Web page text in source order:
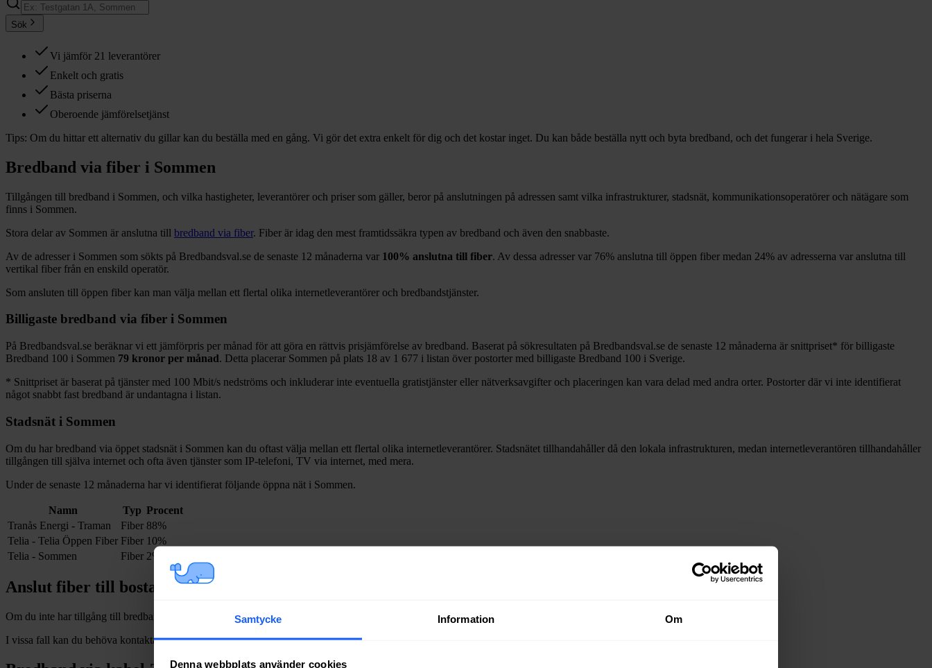
Samtycke Information Om
Denna webbplats använder cookies
Sök
Vi jämför 21 leverantörer
Enkelt och gratis
Bästa priserna
Oberoende jämförelsetjänst
Tips: Om du hittar ett alternativ du gillar kan du beställa med en gång. Vi gör det extra enkelt för dig och det kostar inget. Du kan både beställa nytt och byta bredband, och det fungerar i hela Sverige.
Bredband via fiber i Sommen
Tillgången till bredband i Sommen, och vilka hastigheter, leverantörer och priser som gäller, beror på anslutningen på adressen samt vilka infrastrukturer, stadsnät, kommunikationsoperatörer och nätägare som
finns i Sommen.
Stora delar av Sommen är anslutna till bredband via fiber. Fiber är idag den mest framtidssäkra typen av bredband och även den snabbaste.
Av de adresser i Sommen som sökts på Bredbandsval.se de senaste 12 månaderna var 100% anslutna till fiber. Av dessa adresser var 76% anslutna till öppen fiber medan 24% av adresserna var anslutna till
vertikal fiber från en enskild operatör.
Som ansluten till öppen fiber kan man välja mellan ett flertal olika internetleverantörer och bredbandstjänster.
Billigaste bredband via fiber i Sommen
På Bredbandsval.se beräknar vi ett jämförpris per månad för att göra en rättvis prisjämförelse av bredband. Baserat på sökresultaten på Bredbandsval.se de senaste 12 månaderna är snittpriset* för billigaste
Bredband 100 i Sommen 79 kronor per månad. Detta placerar Sommen på plats 18 av 1 677 i listan över postorter med billigaste Bredband 100 i Sverige.
* Snittpriset är baserat på tjänster med 100 Mbit/s nedströms och inkluderar inte eventuella gratistjänster eller nätverksavgifter och placeringen kan vara delad med andra orter. Postorter där vi inte identifierat
något snabbt fast bredband är undantagna i listan.
Stadsnät i Sommen
Om du har bredband via öppet stadsnät i Sommen kan du oftast välja mellan ett flertal olika internetleverantörer. Stadsnätet tillhandahåller då den lokala infrastrukturen, medan internetleverantören tillhandahåller
tillgången till själva internet och ofta även tjänster som IP-telefoni, TV via internet, med mera.
Under de senaste 12 månaderna har vi identifierat följande öppna nät i Sommen.
Namn Typ Procent
Tranås Energi - Traman
Fiber 88%
Telia - Telia Öppen Fiber Fiber 10%
Telia - Sommen
Fiber 2%
Anslut fiber till bostad iSommen
Om du inte har tillgång till bredband via fiber och vill dra in och installera fiber till en bostad eller lokal i Sommen kan du kontakta något av stadsnäten i tabellen ovan
I vissa fall kan du behöva kontakta en nätägare direkt. Se listan över nätägare iTranås